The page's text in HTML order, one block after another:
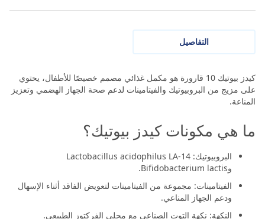
التفاصيل
كيدز بيوتيك 10 قارورة هو مكمل غذائي مصمم خصيصًا للأطفال، يحتوي
على مزيج من البروبيوتيك والفيتامينات لدعم صحة الجهاز الهضمي وتعزيز
المناعة.
ما هي مكونات كيدز بيوتيك؟
البروبيوتيك: Lactobacillus acidophilus LA-14
وBifidobacterium lactis.
الفيتامينات: مجموعة من الفيتامينات لتعويض الفاقد أثناء الإسهال
ودعم الجهاز المناعي.
النكهة: نكهة التوت الصناعي مع محلي الفركتوز الطبيعي.